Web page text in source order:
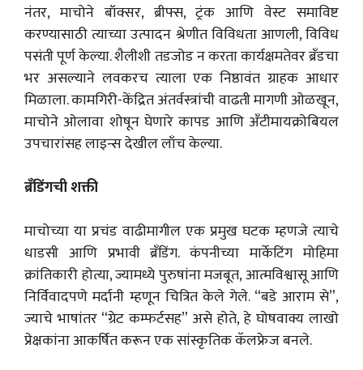
नंतर, माचोने बॉक्सर, ब्रीफ्स, ट्रंक आणि वेस्ट समाविष्ट
करण्यासाठी त्याच्या उत्पादन श्रेणीत विविधता आणली, विविध
पसंती पूर्ण केल्या. शैलीशी तडजोड न करता कार्यक्षमतेवर ब्रँडचा
भर असल्याने लवकरच त्याला एक निष्ठावंत ग्राहक आधार
मिळाला. कामगिरी-केंद्रित अंतर्वस्त्रांची वाढती मागणी ओळखून,
माचोने ओलावा शोषून घेणारे कापड आणि अँटीमायक्रोबियल
उपचारांसह लाइन्स देखील लाँच केल्या.
ब्रँडिंगची शक्ती
माचोच्या या प्रचंड वाढीमागील एक प्रमुख घटक म्हणजे त्याचे
धाडसी आणि प्रभावी ब्रँडिंग. कंपनीच्या मार्केटिंग मोहिमा
क्रांतिकारी होत्या, ज्यामध्ये पुरुषांना मजबूत, आत्मविश्वासू आणि
निर्विवादपणे मर्दानी म्हणून चित्रित केले गेले. “बडे आराम से”,
ज्याचे भाषांतर “ग्रेट कम्फर्टसह” असे होते, हे घोषवाक्य लाखो
प्रेक्षकांना आकर्षित करून एक सांस्कृतिक कॅलफ्रेज बनले.